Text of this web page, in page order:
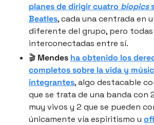
planes de dirigir cuatro biopics
Beatles, cada una centrada en
diferente del grupo, pero todas
interconectadas entre sí.
🎬 Mendes ha obtenido los
completos sobre la vida y
integrantes, algo destacable
que se trata de una banda con
muy vivos y 2 que se pueden
únicamente vía espiritismo u